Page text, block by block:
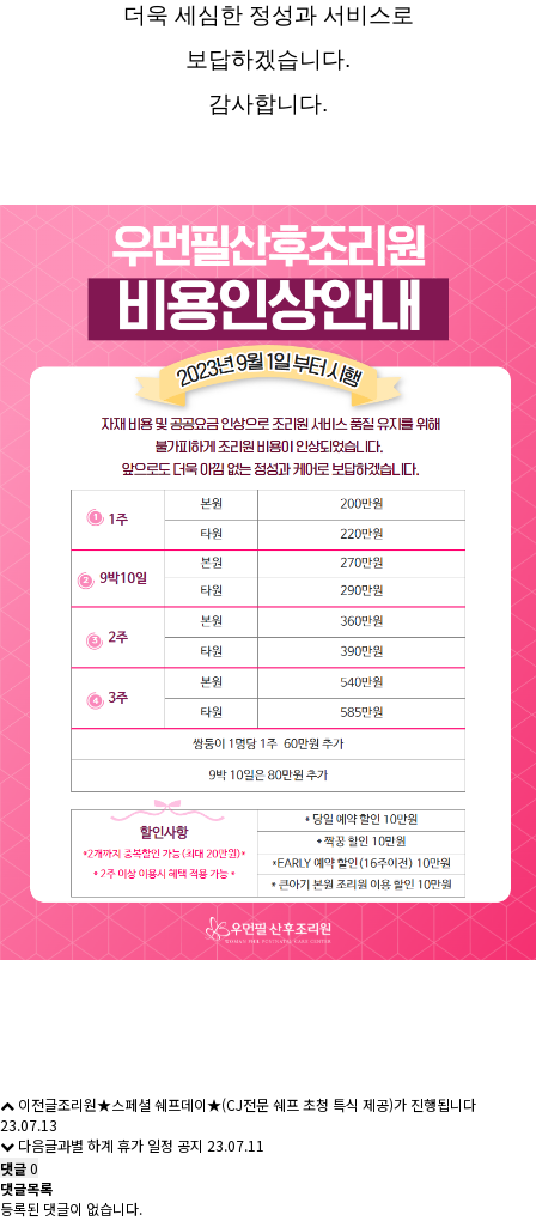
더욱 세심한 정성과 서비스로
보답하겠습니다.
감사합니다.
이전글조리원★스페셜 쉐프데이★(CJ전문 쉐프 초청 특식 제공)가 진행됩니다
23.07.13
다음글과별 하계 휴가 일정 공지 23.07.11
댓글0
댓글목록
등록된 댓글이 없습니다.